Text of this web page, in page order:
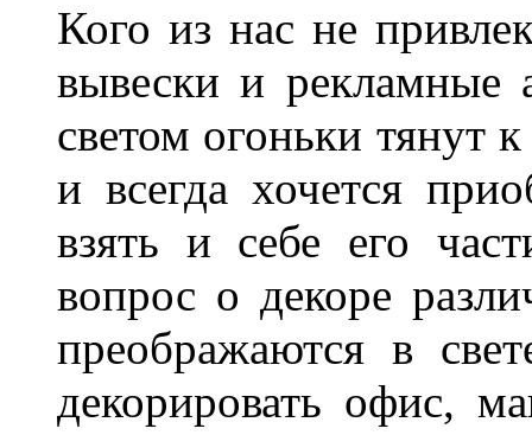
Кого из нас не
вывески и рекламные
светом огоньки тянут
и всегда хочется
взять и себе его
вопрос о декоре
преображаются в
декорировать офис,